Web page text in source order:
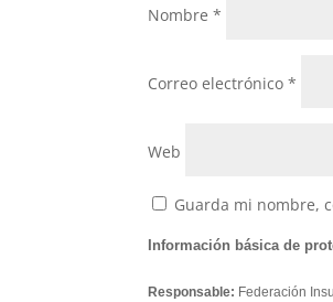
Nombre*
Correo electrónico*
Web
Guarda mi nombre,
Información básica de
Responsable: Federación